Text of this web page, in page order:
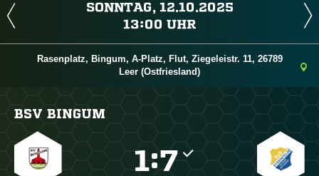
 
 
Rasenplatz, Bingum, A-Platz, Flut, Ziegeleistr. 11, 26789
Leer (Ostfriesland)
BSV BINGUM
: